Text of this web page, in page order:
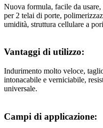
Nuova formula, facile da
per 2 telai di porte,
umidità, struttura cellulare a
Vantaggi di utilizzo:
Indurimento molto veloce,
intonacabile e verniciabile,
universale.
Campi di applicazione: